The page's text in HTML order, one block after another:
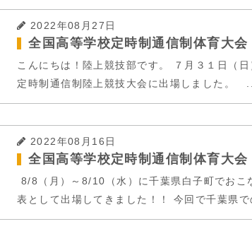
2022年08月27日
全国高等学校定時制通信制体育大
こんにちは！陸上競技部です。 ７月３１日（
定時制通信制陸上競技大会に出場しました。 ...
2022年08月16日
全国高等学校定時制通信制体育大
8/8（月）～8/10（水）に千葉県白子町でお
表として出場してきました！！ 今回で千葉県で